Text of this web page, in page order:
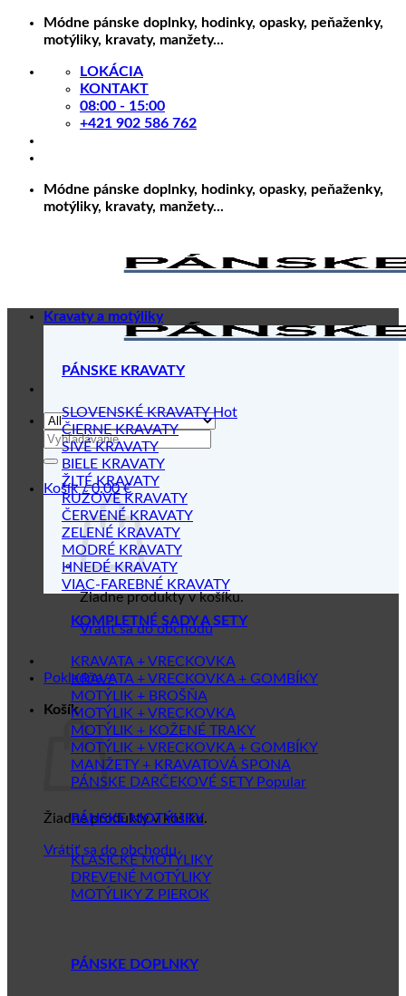
Skip
Módne pánske doplnky, hodinky, opasky, peňaženky,
motýliky, kravaty, manžety...
LOKÁCIA
KONTAKT
08:00 - 15:00
+421 902 586 762
Módne pánske doplnky, hodinky, opasky, peňaženky,
motýliky, kravaty, manžety...
Hľadať:
Košík /0.00€
Žiadne produkty v košíku.
Vrátiť sa do obchodu
Pokladňa +
Košík
Žiadne produkty v košíku.
Vrátiť sa do obchodu
Kravaty a motýliky
PÁNSKE KRAVATY
SLOVENSKÉ KRAVATY
ČIERNE KRAVATY
SIVÉ KRAVATY
BIELE KRAVATY
ŽLTÉ KRAVATY
RUŽOVÉ KRAVATY
ČERVENÉ KRAVATY
ZELENÉ KRAVATY
MODRÉ KRAVATY
HNEDÉ KRAVATY
VIAC-FAREBNÉ KRAVATY
KOMPLETNÉ SADY A SETY
KRAVATA + VRECKOVKA
KRAVATA + VRECKOVKA + GOMBÍKY
MOTÝLIK + BROŠŇA
MOTÝLIK + VRECKOVKA
MOTÝLIK + KOŽENÉ TRAKY
MOTÝLIK + VRECKOVKA + GOMBÍKY
MANŽETY + KRAVATOVÁ SPONA
PÁNSKE DARČEKOVÉ SETY
PÁNSKE MOTÝLIKY
KLASICKÉ MOTÝLIKY
DREVENÉ MOTÝLIKY
MOTÝLIKY Z PIEROK
PÁNSKE DOPLNKY